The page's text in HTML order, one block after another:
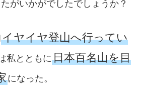
がいかがでしたでしょうか？
イヤイヤ登山へ行ってい
私とともに日本百名山を目
になった。